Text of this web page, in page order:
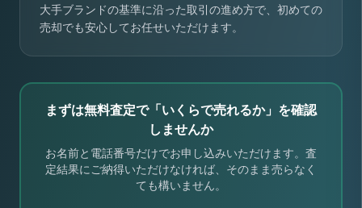
大手ブランドの基準に沿った取引の進め方で、初めての
売却でも安心してお任せいただけます。
まずは無料査定で「いくらで売れるか」を確認
しませんか
お名前と電話番号だけでお申し込みいただけます。査
定結果にご納得いただけなければ、そのまま売らなく
ても構いません。